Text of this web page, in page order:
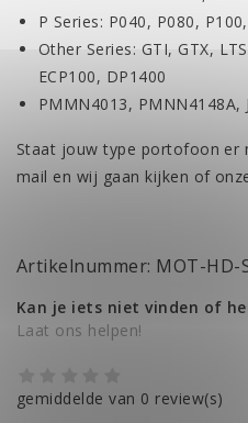
P Series: P040, P080,
Other Series: GTI, GTX,
ECP100, DP1400
PMMN4013, PMNN4148A,
Staat jouw type portofoon er
mail en wij gaan kijken of
Artikelnummer: MOT-HD-
Kan je iets niet vinden of
Laat ons helpen!
gemiddelde van 0 review(s)